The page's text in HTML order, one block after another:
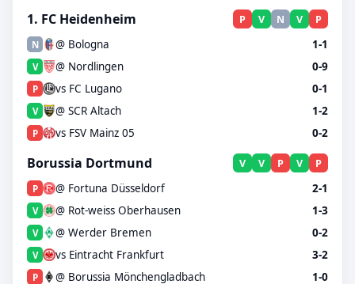
1. FC Heidenheim
P V N V P
N @ Bologna 1-1
V @ Nordlingen 0-9
P vs FC Lugano 0-1
V @ SCR Altach 1-2
P vs FSV Mainz 05 0-2
Borussia Dortmund V V P V P
P @ Fortuna Düsseldorf 2-1
V @ Rot-weiss Oberhausen 1-3
V @ Werder Bremen 0-2
V vs Eintracht Frankfurt 3-2
P @ Borussia Mönchengladbach 1-0